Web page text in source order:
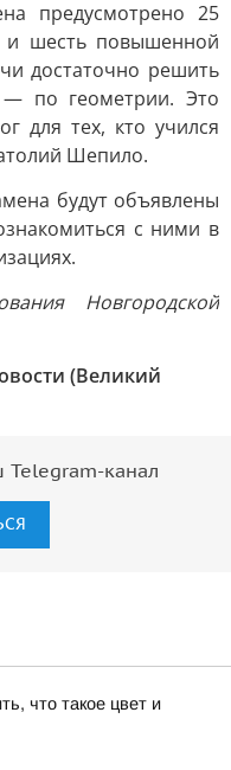
предусмотрено 25
и шесть повышенной
достаточно решить
по геометрии. Это
для тех, кто учился
Шепило.
будут объявлены
с ними в
Новгородской
(Великий
Telegram-канал
что такое цвет и